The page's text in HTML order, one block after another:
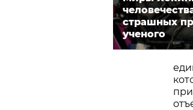
страшных
ученого